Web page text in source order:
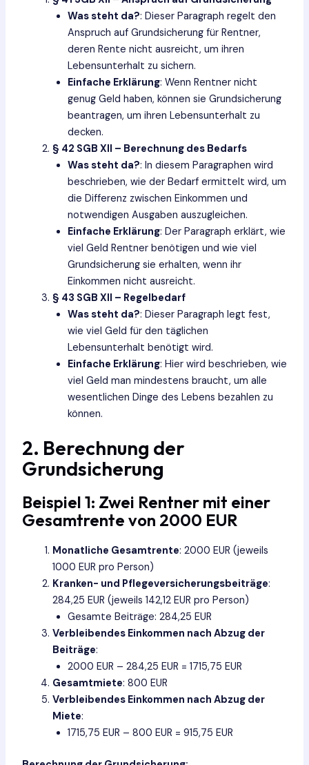
Was steht da?: Dieser Paragraph regelt den
Anspruch auf Grundsicherung für Rentner,
deren Rente nicht ausreicht, um ihren
Lebensunterhalt zu sichern.
Einfache Erklärung: Wenn Rentner nicht
genug Geld haben, können sie Grundsicherung
beantragen, um ihren Lebensunterhalt zu
decken.
§ 42 SGB XII – Berechnung des Bedarfs
Was steht da?: In diesem Paragraphen wird
beschrieben, wie der Bedarf ermittelt wird, um
die Differenz zwischen Einkommen und
notwendigen Ausgaben auszugleichen.
Einfache Erklärung: Der Paragraph erklärt, wie
viel Geld Rentner benötigen und wie viel
Grundsicherung sie erhalten, wenn ihr
Einkommen nicht ausreicht.
§ 43 SGB XII – Regelbedarf
Was steht da?: Dieser Paragraph legt fest,
wie viel Geld für den täglichen
Lebensunterhalt benötigt wird.
Einfache Erklärung: Hier wird beschrieben, wie
viel Geld man mindestens braucht, um alle
wesentlichen Dinge des Lebens bezahlen zu
können.
2. Berechnung der
Grundsicherung
Beispiel 1: Zwei Rentner mit einer
Gesamtrente von 2000 EUR
Monatliche Gesamtrente: 2000 EUR (jeweils
1000 EUR pro Person)
Kranken- und Pflegeversicherungsbeiträge:
284,25 EUR (jeweils 142,12 EUR pro Person)
Gesamte Beiträge: 284,25 EUR
Verbleibendes Einkommen nach Abzug der
Beiträge:
2000 EUR – 284,25 EUR = 1715,75 EUR
Gesamtmiete: 800 EUR
Verbleibendes Einkommen nach Abzug der
Miete:
1715,75 EUR – 800 EUR = 915,75 EUR